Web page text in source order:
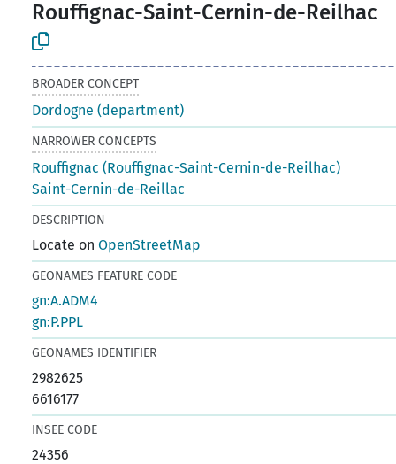
Rouffignac-Saint-Cernin-de-Reilhac
BROADER CONCEPT
Dordogne (department)
NARROWER CONCEPTS
Rouffignac (Rouffignac-Saint-Cernin-de-Reilhac)
Saint-Cernin-de-Reillac
DESCRIPTION
Locate onOpenStreetMap
GEONAMES FEATURE CODE
gn:A.ADM4
gn:P.PPL
GEONAMES IDENTIFIER
2982625
6616177
INSEE CODE
24356